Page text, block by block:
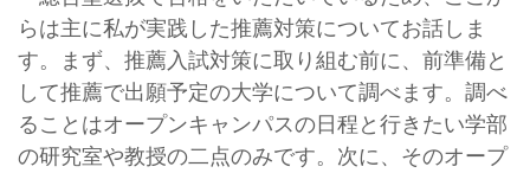
らは主に私が実践した推薦対策についてお話しま
す。まず、推薦入試対策に取り組む前に、前準備と
して推薦で出願予定の大学について調べます。調べ
ることはオープンキャンパスの日程と行きたい学部
の研究室や教授の二点のみです。次に、そのオープ